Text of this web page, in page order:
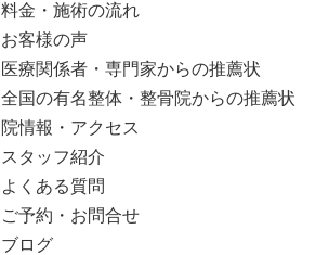
料金・施術の流れ
お客様の声
医療関係者・専門家からの推薦状
全国の有名整体・整骨院からの推薦状
院情報・アクセス
スタッフ紹介
よくある質問
ご予約・お問合せ
ブログ